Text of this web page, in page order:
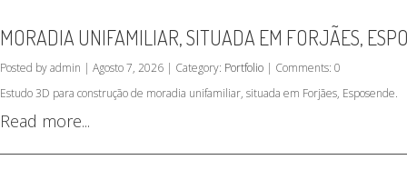
MORADIA UNIFAMILIAR, SITUADA EM FORJÃES,
Posted by admin | Agosto 7, 2026 | Category: Portfolio | Comments: 0
Estudo 3D para construção de moradia unifamiliar, situada em Forjães, Esposende.
Read more...